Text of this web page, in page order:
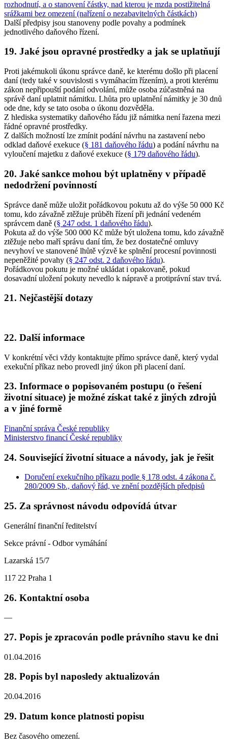
rozhodnutí, a o stanovení částky, nad kterou je mzda postižitelná
srážkami bez omezení (nařízení o nezabavitelných částkách)
Další předpisy jsou stanoveny podle povahy a podmínek
jednotlivého daňového řízení.
19. Jaké jsou opravné prostředky a jak se uplatňují
Proti jakémukoli úkonu správce daně, ke kterému došlo při placení
daní (tedy také v souvislosti s vymáhacím řízením), a proti kterému
zákon nepřipouští podání odvolání, může osoba zúčastněná na
správě daní uplatnit námitku. Lhůta pro uplatnění námitky je 30 dnů
ode dne, kdy se tato osoba o úkonu dozvěděla.
Z hlediska systematiky daňového řádu již námitka není řazena mezi
řádné opravné prostředky.
Z dalších možností lze zmínit podání návrhu na zastavení nebo
odklad daňové exekuce (§ 181 daňového řádu) a podání návrhu na
vyloučení majetku z daňové exekuce (§ 179 daňového řádu).
20. Jaké sankce mohou být uplatněny v případě
nedodržení povinností
Správce daně může uložit pořádkovou pokutu až do výše 50 000 Kč
tomu, kdo závažně ztěžuje průběh řízení při jednání vedeném
správcem daně (§ 247 odst. 1 daňového řádu).
Pokuta až do výše 500 000 Kč může být uložena tomu, kdo závažně
ztěžuje nebo maří správu daní tím, že bez dostatečné omluvy
nevyhoví ve stanovené lhůtě výzvě ke splnění procesní povinnosti
nepeněžité povahy (§ 247 odst. 2 daňového řádu).
Pořádkovou pokutu je možné ukládat i opakovaně, pokud
dosavadní uložení pokuty nevedlo k nápravě a protiprávní stav trvá.
21. Nejčastější dotazy
22. Další informace
V konkrétní věci vždy kontaktujte přímo správce daně, který vydal
exekuční příkaz nebo provedl jiný úkon při placení daní.
23. Informace o popisovaném postupu (o řešení
životní situace) je možné získat také z jiných zdrojů
a v jiné formě
Finanční správa České republiky
Ministerstvo financí České republiky
24. Související životní situace a návody, jak je řešit
Doručení exekučního příkazu podle § 178 odst. 4 zákona č.
280/2009 Sb., daňový řád, ve znění pozdějších předpisů
25. Za správnost návodu odpovídá útvar
Generální finanční ředitelství
Sekce právní - Odbor vymáhání
Lazarská 15/7
117 22 Praha 1
26. Kontaktní osoba
—
27. Popis je zpracován podle právního stavu ke dni
01.04.2016
28. Popis byl naposledy aktualizován
20.04.2016
29. Datum konce platnosti popisu
Bez časového omezení.